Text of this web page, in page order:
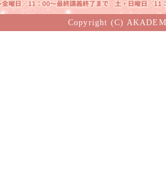
Copyright (C)